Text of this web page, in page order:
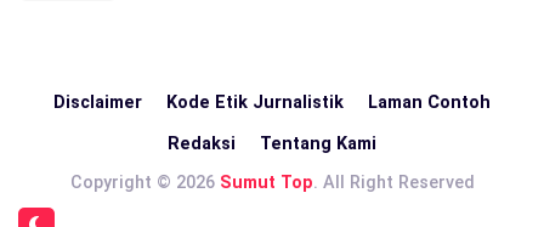
Disclaimer Kode Etik Jurnalistik Laman Contoh
Redaksi
Tentang Kami
Copyright © 2026 Sumut Top. All Right Reserved